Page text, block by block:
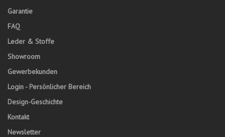
Garantie
FAQ
Leder & Stoffe
Showroom
Gewerbekunden
Login - Persönlicher Bereich
Design-Geschichte
Kontakt
Newsletter